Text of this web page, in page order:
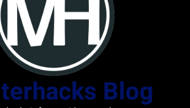
Blog